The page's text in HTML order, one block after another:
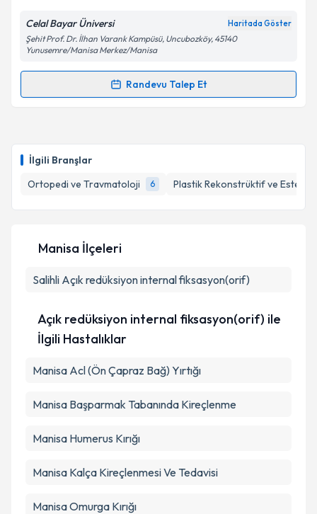
İlgili Branşlar
Ortopedi ve Travmatoloji
6 Plastik Rekonstrüktif ve Estetik
Kişisel verilerimin işlenmesine ilişkinAydınlatma
'ni okudum ve kişisel verilerimin belirtilen
kapsamda işlenmesini kabul ediyorum.
Takvim Talebini Gönder
Celal Bayar Üniversi Haritada Göster
Şehit Prof. Dr. İlhan Varank Kampüsü, Uncubozköy, 45140
Yunusemre/Manisa Merkez/Manisa
Randevu Talep Et
Randevu Takvimi Talebi
için bir takvim hazırlandığında e-posta ile
bilgilendireceğiz.
E-posta Adresiniz
Kişisel verilerimin işlenmesine ilişkinAydınlatma
Manisa İlçeleri
Salihli Açık redüksiyon internal fiksasyon(orif)
Açık redüksiyon internal fiksasyon(orif) ile
İlgili Hastalıklar
Manisa Acl (Ön Çapraz Bağ) Yırtığı
Manisa Başparmak Tabanında Kireçlenme
Manisa Humerus Kırığı
Manisa Kalça Kireçlenmesi Ve Tedavisi
Manisa Omurga Kırığı